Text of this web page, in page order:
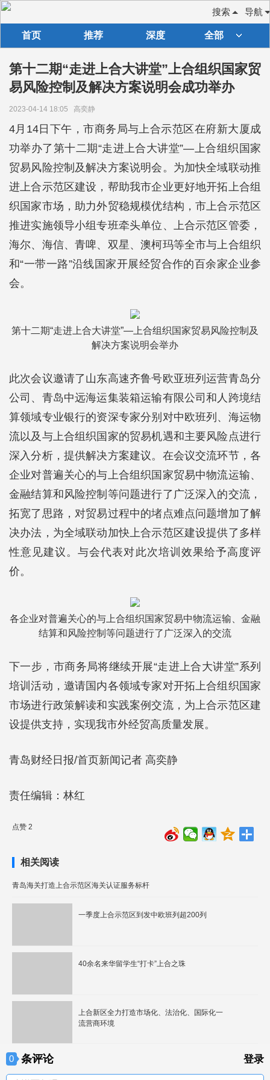
导航
搜索
首页 推荐 深度 全部
第十二期“走进上合大讲堂”上合组织国家贸
易风险控制及解决方案说明会成功举办
2023-04-14 18:05 高奕静
4月14日下午，市商务局与上合示范区在府新大厦成
功举办了第十二期“走进上合大讲堂”—上合组织国家
贸易风险控制及解决方案说明会。为加快全域联动推
进上合示范区建设，帮助我市企业更好地开拓上合组
织国家市场，助力外贸稳规模优结构，市上合示范区
推进实施领导小组专班牵头单位、上合示范区管委，
海尔、海信、青啤、双星、澳柯玛等全市与上合组织
和“一带一路”沿线国家开展经贸合作的百余家企业参
会。
第十二期“走进上合大讲堂”—上合组织国家贸易风险控制及
解决方案说明会举办
此次会议邀请了山东高速齐鲁号欧亚班列运营青岛分
公司、青岛中远海运集装箱运输有限公司和人跨境结
算领域专业银行的资深专家分别对中欧班列、海运物
流以及与上合组织国家的贸易机遇和主要风险点进行
深入分析，提供解决方案建议。在会议交流环节，各
企业对普遍关心的与上合组织国家贸易中物流运输、
金融结算和风险控制等问题进行了广泛深入的交流，
拓宽了思路，对贸易过程中的堵点难点问题增加了解
决办法，为全域联动加快上合示范区建设提供了多样
性意见建议。与会代表对此次培训效果给予高度评
价。
各企业对普遍关心的与上合组织国家贸易中物流运输、金融
结算和风险控制等问题进行了广泛深入的交流
下一步，市商务局将继续开展“走进上合大讲堂”系列
培训活动，邀请国内各领域专家对开拓上合组织国家
市场进行政策解读和实践案例交流，为上合示范区建
设提供支持，实现我市外经贸高质量发展。
青岛财经日报/首页新闻记者 高奕静
责任编辑：林红
点赞 2
相关阅读
青岛海关打造上合示范区海关认证服务标杆
一季度上合示范区到发中欧班列超200列
40余名来华留学生“打卡”上合之珠
上合新区全力打造市场化、法治化、国际化一
流营商环境
0 条评论 登录